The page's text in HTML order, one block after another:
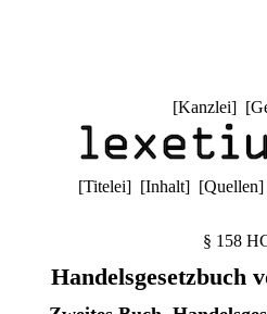
[Kanzlei] [
[Titelei] [Inhalt] [Quellen]
§ 158
Handelsgesetzbuch